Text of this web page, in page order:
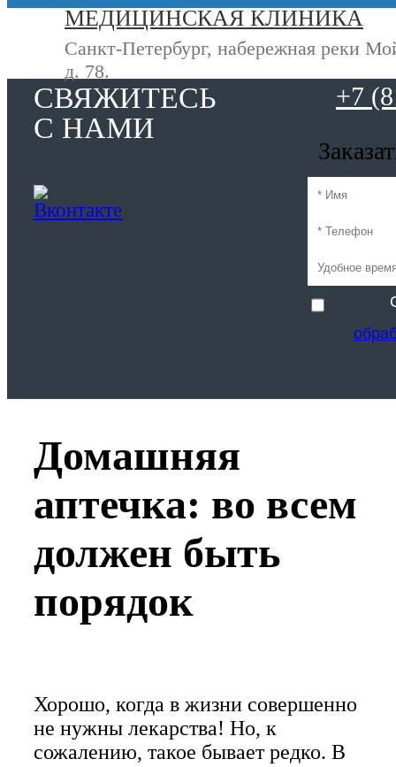
МЕДИЦИНСКАЯ КЛИНИКА
Санкт-Петербург, набережная реки
д. 78.
СВЯЖИТЕСЬ
С НАМИ
+7
Домашняя
аптечка: во всем
должен быть
порядок
Хорошо, когда в жизни совершенно
не нужны лекарства! Но, к
сожалению, такое бывает редко. В